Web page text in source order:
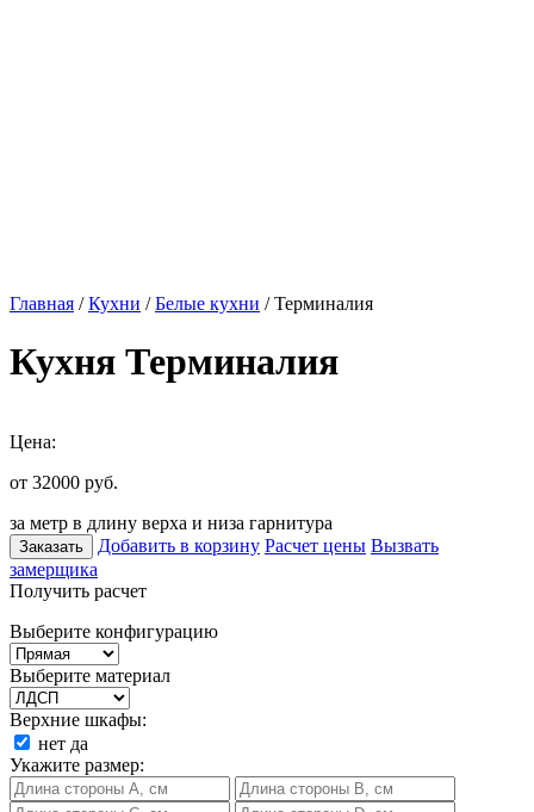
Главная /Кухни /Белые кухни / Терминалия
Кухня Терминалия
Цена:
от 32000 руб.
за метр в длину верха и низа гарнитура
Заказать Добавить в корзину Расчет цены Вызвать
замерщика
Получить расчет
Выберите конфигурацию
Выберите материал
Верхние шкафы:
нет да
Укажите размер: